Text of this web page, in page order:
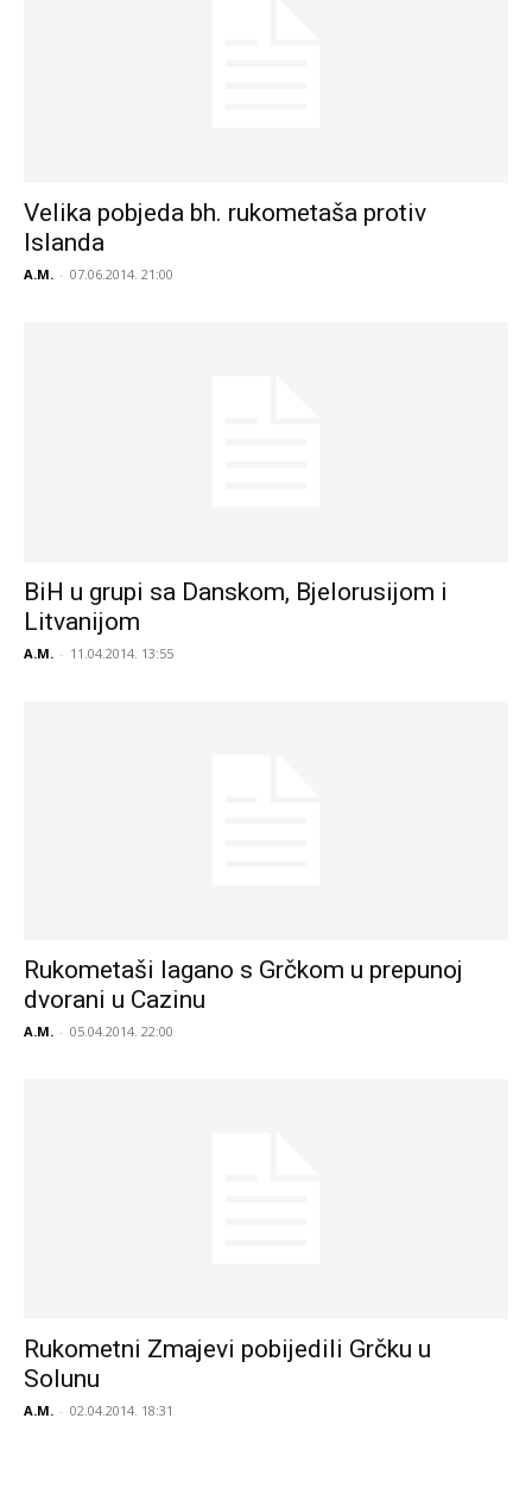
Velika pobjeda bh. rukometaša protiv
Islanda
A.M. - 07.06.2014. 21:00
BiH u grupi sa Danskom, Bjelorusijom i
Litvanijom
A.M. - 11.04.2014. 13:55
Rukometaši lagano s Grčkom u prepunoj
dvorani u Cazinu
A.M. - 05.04.2014. 22:00
Rukometni Zmajevi pobijedili Grčku u
Solunu
A.M. - 02.04.2014. 18:31